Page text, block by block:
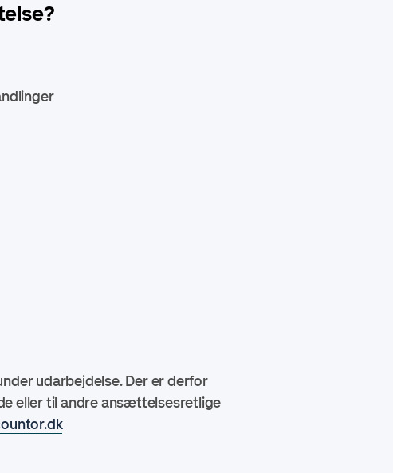
udarbejdelse. Der er derfor
eller til andre ansættelsesretlige